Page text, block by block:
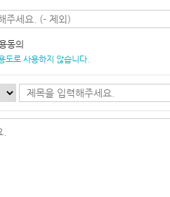
동의
도로 사용하지 않습니다.